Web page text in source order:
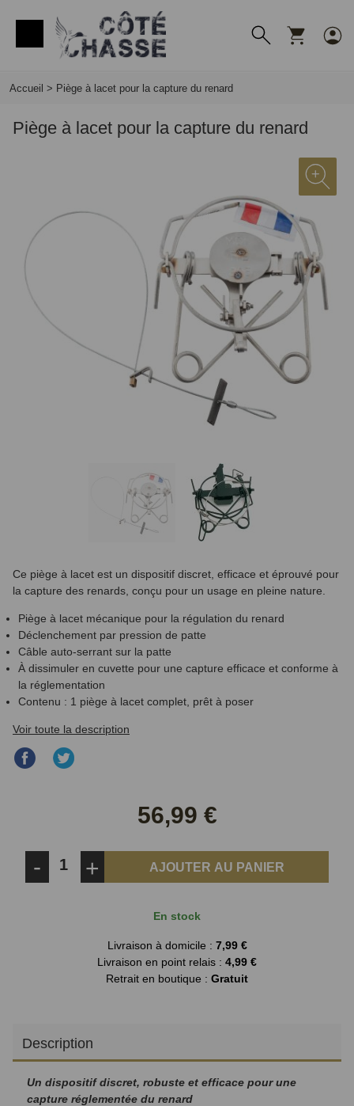
Accueil > Piège à lacet pour la capture du renard
Piège à lacet pour la capture du renard
Ce piège à lacet est un dispositif discret, efficace et éprouvé pour
la capture des renards, conçu pour un usage en pleine nature.
Piège à lacet mécanique pour la régulation du renard
Déclenchement par pression de patte
Câble auto-serrant sur la patte
À dissimuler en cuvette pour une capture efficace et conforme à
la réglementation
Contenu : 1 piège à lacet complet, prêt à poser
Voir toute la description
Partager
56,99 €
-
+ AJOUTER AU PANIER
En stock
Livraison à domicile : 7,99 €
Livraison en point relais : 4,99 €
Retrait en boutique : Gratuit
Description
Un dispositif discret, robuste et efficace pour une
capture réglementée du renard